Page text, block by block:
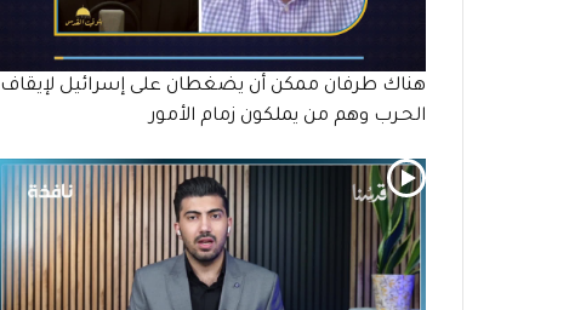
هناك طرفان ممكن أن يضغطان على إسرائيل لإيقاف
الحـرب وهم من يملكون زمام الأمور